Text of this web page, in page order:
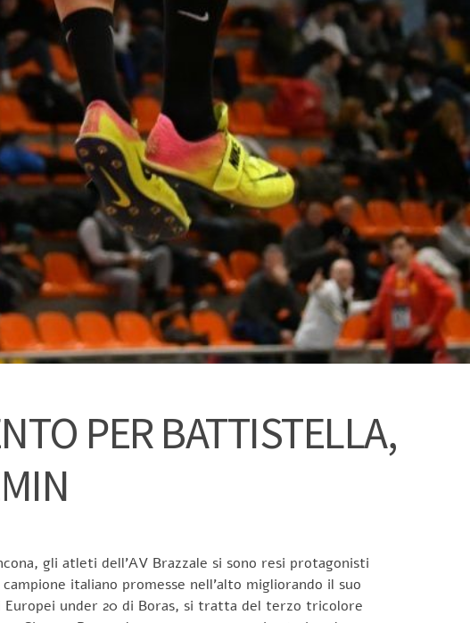
PER BATTISTELLA,
gli atleti dell’AV Brazzale si sono resi protagonisti
italiano promesse nell’alto migliorando il suo
Europei under 20 di Boras, si tratta del terzo tricolore